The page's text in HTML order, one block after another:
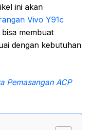
ini akan
Vivo Y91c
membuat
dengan kebutuhan
Pemasangan ACP